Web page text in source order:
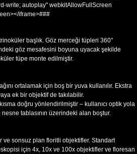
write; autoplay" webkitAllowFullScreen
iframe>###
başlık. Göz merceği tüpleri 360°
göz mesafesini boyuna uyacak şekilde
tüpe monte edilmiştir.
ortalamak için boş bir yuva kullanılır. Ekstra
ek bir objektif de takılabilir.
doğru yönlendirilmiştir – kullanıcı optik yola
tablasının üzerindeki alan boştur.
sonsuz plan floritli objektifler. Standart
için 4x, 10x ve 100x objektifler ve floresan